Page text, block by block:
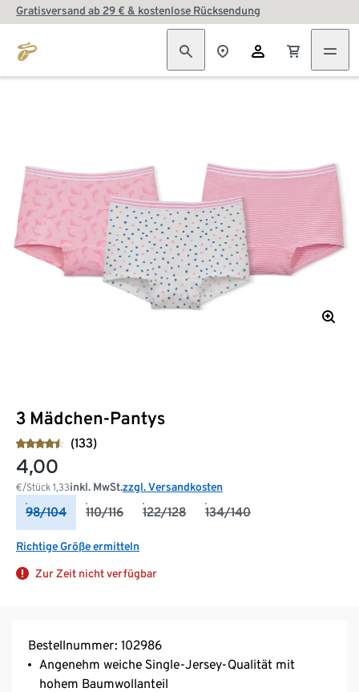
Gratisversand ab 29 € & kostenlose Rücksendung
3 Mädchen-Pantys
(133)
4,00
€/Stück 1,33inkl. MwSt.zzgl. Versandkosten
98/104 110/116 122/128 134/140
Richtige Größe ermitteln
Zur Zeit nicht verfügbar
Bestellnummer: 102986
Angenehm weiche Single-Jersey-Qualität mit
hohem Baumwollanteil